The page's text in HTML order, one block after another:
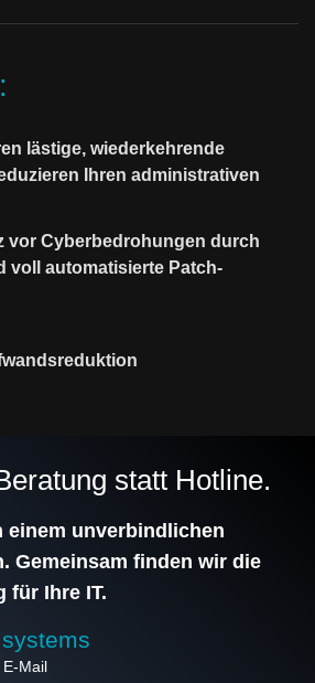
lästige, wiederkehrende
Ihren administrativen
vor Cyberbedrohungen durch
voll automatisierte Patch-
statt Hotline.
einem unverbindlichen
Gemeinsam finden wir die
für Ihre IT.
Mail